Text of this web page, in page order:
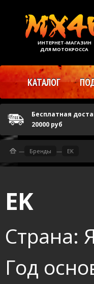
EK
Страна:
Год
— Бренды — EK
ИНТЕРНЕТ-МАГАЗИН
ДЛЯ МОТОКРОССА
КАТАЛОГ
Бесплатная
20000 руб